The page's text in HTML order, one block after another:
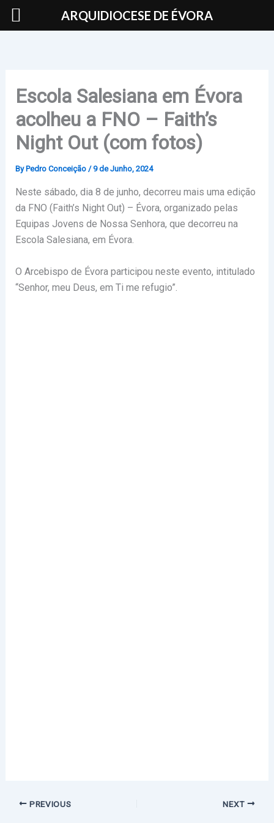
Skip
Escola Salesiana em Évora
acolheu a FNO – Faith’s
Night Out (com fotos)
By Pedro Conceição /9 de Junho, 2024
Neste sábado, dia 8 de junho, decorreu mais uma edição
da FNO (Faith’s Night Out) – Évora, organizado pelas
Equipas Jovens de Nossa Senhora, que decorreu na
Escola Salesiana, em Évora.
O Arcebispo de Évora participou neste evento, intitulado
“Senhor, meu Deus, em Ti me refugio”.
PREVIOUS NEXT
ARQUIDIOCESE DE ÉVORA